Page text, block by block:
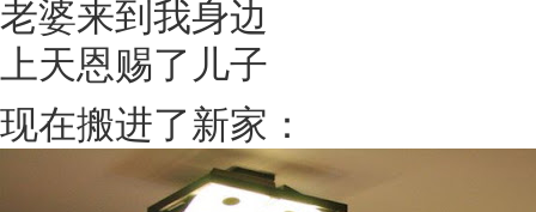
老婆来到我身边
上天恩赐了儿子
现在搬进了新家：